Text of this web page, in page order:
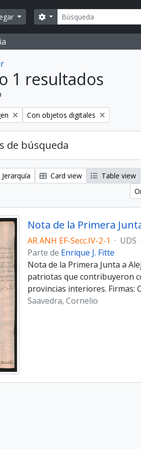
Búsqueda
Search options
1 resultados
filter:Remove filter:
Con objetos digitales
de búsqueda
Jerarquía Card view
Table view
Nota de la Primera
AR ANH EF-Secc.IV-2-1 · UDS ·
Parte de Enrique J. Fitte
Nota de la Primera Junta a
patriotas que contribuyeron
provincias interiores. Firmas:
Saavedra, Cornelio